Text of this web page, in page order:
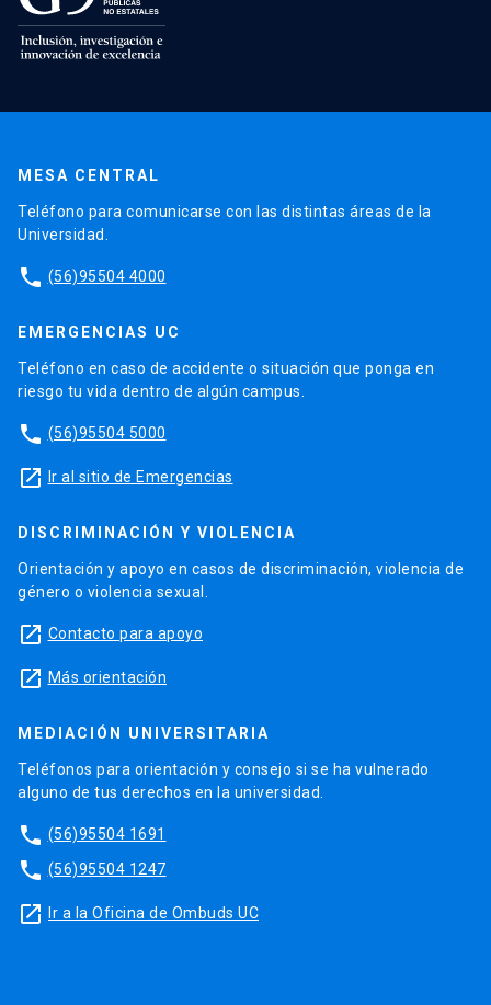
MESA CENTRAL
Teléfono para comunicarse con las distintas áreas de la
Universidad.
phone (56)95504 4000
EMERGENCIAS UC
Teléfono en caso de accidente o situación que ponga en
riesgo tu vida dentro de algún campus.
phone (56)95504 5000
launch Ir al sitio de Emergencias
DISCRIMINACIÓN Y VIOLENCIA
Orientación y apoyo en casos de discriminación, violencia de
género o violencia sexual.
launch Contacto para apoyo
launch Más orientación
MEDIACIÓN UNIVERSITARIA
Teléfonos para orientación y consejo si se ha vulnerado
alguno de tus derechos en la universidad.
phone (56)95504 1691
phone (56)95504 1247
launch Ir a la Oficina de Ombuds UC